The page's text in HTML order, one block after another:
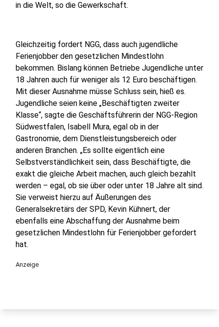
in die Welt, so die Gewerkschaft.
Gleichzeitig fordert NGG, dass auch jugendliche
Ferienjobber den gesetzlichen Mindestlohn
bekommen. Bislang können Betriebe Jugendliche unter
18 Jahren auch für weniger als 12 Euro beschäftigen.
Mit dieser Ausnahme müsse Schluss sein, hieß es.
Jugendliche seien keine „Beschäftigten zweiter
Klasse“, sagte die Geschäftsführerin der NGG-Region
Südwestfalen, Isabell Mura, egal ob in der
Gastronomie, dem Dienstleistungsbereich oder
anderen Branchen. „Es sollte eigentlich eine
Selbstverständlichkeit sein, dass Beschäftigte, die
exakt die gleiche Arbeit machen, auch gleich bezahlt
werden – egal, ob sie über oder unter 18 Jahre alt sind.
Sie verweist hierzu auf Äußerungen des
Generalsekretärs der SPD, Kevin Kühnert, der
ebenfalls eine Abschaffung der Ausnahme beim
gesetzlichen Mindestlohn für Ferienjobber gefordert
hat.
Anzeige